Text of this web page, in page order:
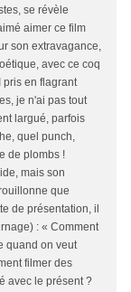
se révèle
aimer ce film
son extravagance,
avec ce coq
pris en flagrant
je n'ai pas tout
largué, parfois
quel punch,
de plombs !
mais son
que
de présentation, il
: « Comment
quand on veut
filmer des
avec le présent ?